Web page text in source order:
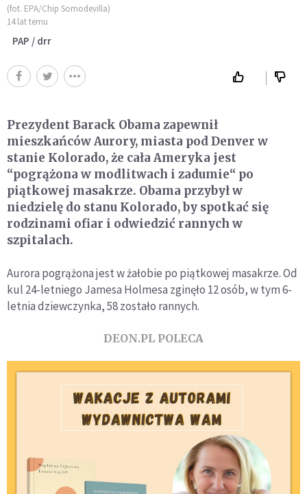
(fot. EPA/Chip Somodevilla)
14 lat temu
PAP / drr
Prezydent Barack Obama zapewnił
mieszkańców Aurory, miasta pod Denver w
stanie Kolorado, że cała Ameryka jest
“pogrążona w modlitwach i zadumie“ po
piątkowej masakrze. Obama przybył w
niedzielę do stanu Kolorado, by spotkać się
rodzinami ofiar i odwiedzić rannych w
szpitalach.
Aurora pogrążona jest w żałobie po piątkowej masakrze. Od
kul 24-letniego Jamesa Holmesa zginęło 12 osób, w tym 6-
letnia dziewczynka, 58 zostało rannych.
DEON.PL POLECA